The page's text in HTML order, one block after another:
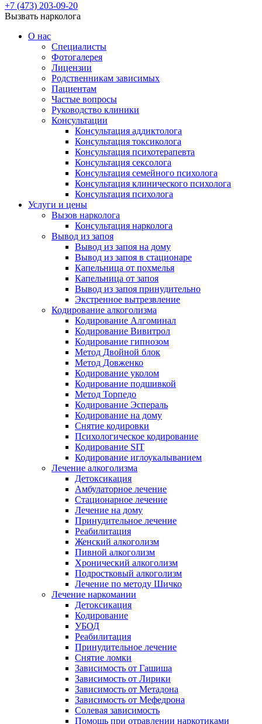
+7 (473) 203-09-20
Вызвать нарколога
О нас
Специалисты
Фотогалерея
Лицензии
Родственникам зависимых
Пациентам
Частые вопросы
Руководство клиники
Консультации
Консультация аддиктолога
Консультация токсиколога
Консультация психотерапевта
Консультация сексолога
Консультация семейного психолога
Консультация клинического психолога
Консультация психолога
Услуги и цены
Вызов нарколога
Консультация нарколога
Вывод из запоя
Вывод из запоя на дому
Вывод из запоя в стационаре
Капельница от похмелья
Капельница от запоя
Вывод из запоя принудительно
Экстренное вытрезвление
Кодирование алкоголизма
Кодирование Алгоминал
Кодирование Вивитрол
Кодирование гипнозом
Метод Двойной блок
Метод Довженко
Кодирование уколом
Кодирование подшивкой
Метод Торпедо
Кодирование Эспераль
Кодирование на дому
Снятие кодировки
Психологическое кодирование
Кодирование SIT
Кодирование иглоукалыванием
Лечение алкоголизма
Детоксикация
Амбулаторное лечение
Стационарное лечение
Лечение на дому
Принудительное лечение
Реабилитация
Женский алкоголизм
Пивной алкоголизм
Хронический алкоголизм
Подростковый алкоголизм
Лечение по методу Шичко
Лечение наркомании
Детоксикация
Кодирование
УБОД
Реабилитация
Принудительное лечение
Снятие ломки
Зависимость от Гашиша
Зависимость от Лирики
Зависимость от Метадона
Зависимость от Мефедрона
Солевая зависимость
Помощь при отравлении наркотиками